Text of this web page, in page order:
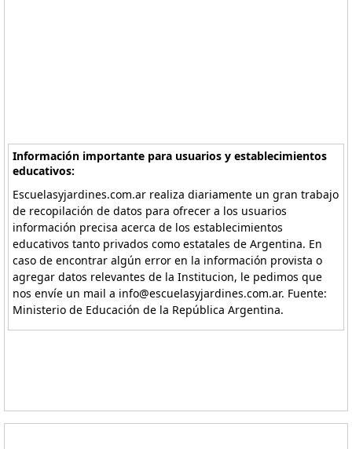
Información importante para usuarios y establecimientos
educativos:
Escuelasyjardines.com.ar realiza diariamente un gran trabajo
de recopilación de datos para ofrecer a los usuarios
información precisa acerca de los establecimientos
educativos tanto privados como estatales de Argentina. En
caso de encontrar algún error en la información provista o
agregar datos relevantes de la Institucion, le pedimos que
nos envíe un mail a info@escuelasyjardines.com.ar. Fuente:
Ministerio de Educación de la República Argentina.